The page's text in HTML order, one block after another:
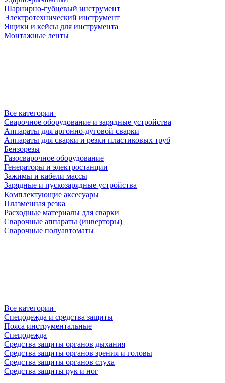
Шарнирно-губцевый инструмент
Электротехнический инструмент
Ящики и кейсы для инструмента
Монтажные ленты
Все категории
Сварочное оборудование и зарядные устройства
Аппараты для аргонно-дуговой сварки
Аппараты для сварки и резки пластиковых труб
Бензорезы
Газосварочное оборудование
Генераторы и электростанции
Зажимы и кабели массы
Зарядные и пускозарядные устройства
Комплектующие аксесуары
Плазменная резка
Расходные материалы для сварки
Сварочные аппараты (инверторы)
Сварочные полуавтоматы
Все категории
Спецодежда и средства защиты
Пояса инструментальные
Спецодежда
Средства защиты органов дыхания
Средства защиты органов зрения и головы
Средства защиты органов слуха
Средства защиты рук и ног